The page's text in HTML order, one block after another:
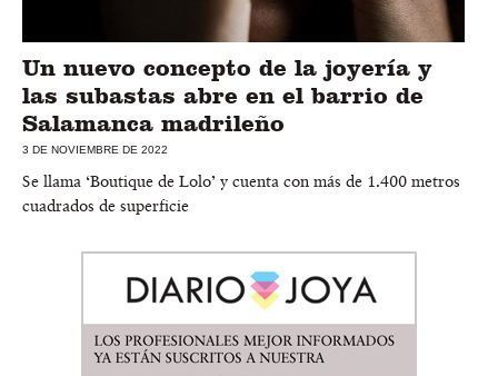
Un nuevo concepto de la joyería y
las subastas abre en el barrio de
Salamanca madrileño
3 DE NOVIEMBRE DE 2022
Se llama ‘Boutique de Lolo’ y cuenta con más de 1.400 metros
cuadrados de superficie